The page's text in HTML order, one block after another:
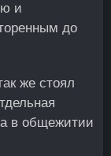
и
до
же стоял
в общежитии